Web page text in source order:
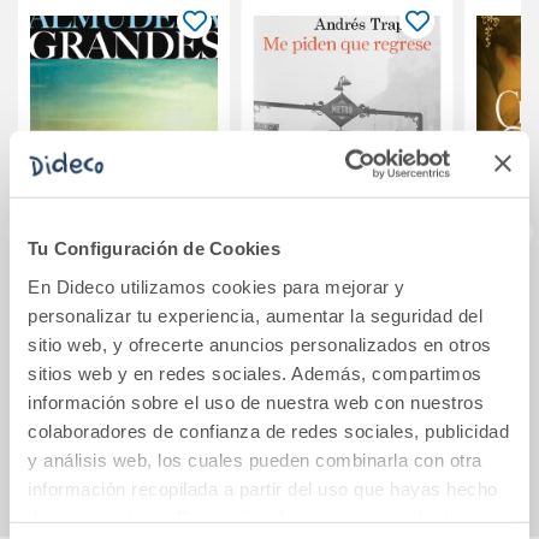
Tu Configuración de Cookies
En Dideco utilizamos cookies para mejorar y
personalizar tu experiencia, aumentar la seguridad del
sitio web, y ofrecerte anuncios personalizados en otros
sitios web y en redes sociales. Además, compartimos
información sobre el uso de nuestra web con nuestros
colaboradores de confianza de redes sociales, publicidad
y análisis web, los cuales pueden combinarla con otra
información recopilada a partir del uso que hayas hecho
Los aires difíciles
13,95€
Comprar
Me piden que
regrese
12,95€
Comprar